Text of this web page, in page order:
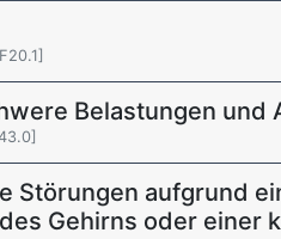
Belastungen und
Störungen aufgrund
Gehirns oder einer